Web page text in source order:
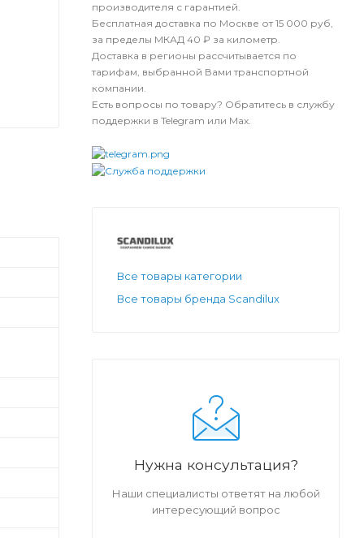
производителя с гарантией.
Бесплатная доставка по Москве от 15 000 руб,
за пределы МКАД 40 ₽ за километр.
Доставка в регионы рассчитывается по
тарифам, выбранной Вами транспортной
компании.
Есть вопросы по товару? Обратитесь в службу
поддержки в Telegram или Max.
Все товары категории
Все товары бренда Scandilux
Нужна консультация?
Наши специалисты ответят на любой
интересующий вопрос